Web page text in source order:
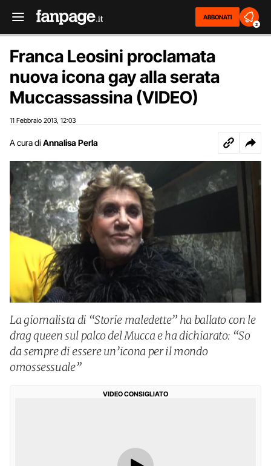
ABBONATI
2
Franca Leosini proclamata
nuova icona gay alla serata
Muccassassina (VIDEO)
11 Febbraio 2013 12:03
A cura di Annalisa Perla
La giornalista di “Storie maledette” ha ballato con le
drag queen sul palco del Mucca e ha dichiarato: “So
da sempre di essere un’icona per il mondo
omossessuale”
VIDEO CONSIGLIATO